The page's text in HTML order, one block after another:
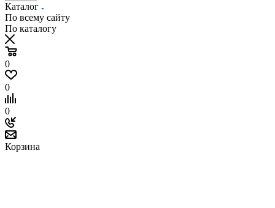
Каталог
По всему сайту
По каталогу
0
0
0
Корзина